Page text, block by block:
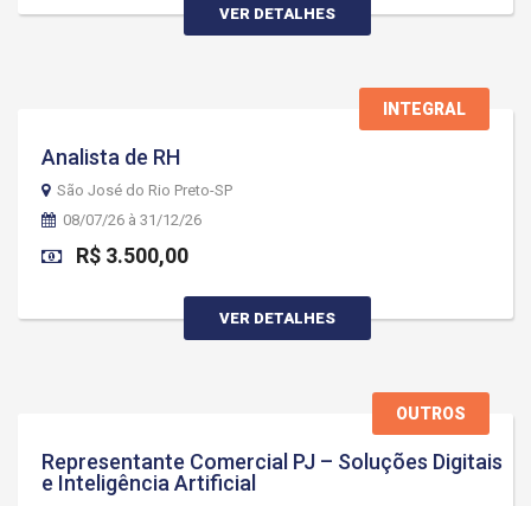
VER DETALHES
INTEGRAL
Analista de RH
São José do Rio Preto-SP
08/07/26 à 31/12/26
R$ 3.500,00
VER DETALHES
OUTROS
Representante Comercial PJ – Soluções Digitais
e Inteligência Artificial